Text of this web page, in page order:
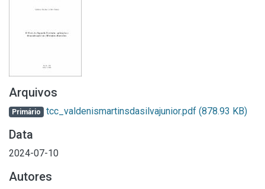
Arquivos
Primário tcc_valdenismartinsdasilvajunior.pdf (878.93 KB)
Data
2024-07-10
Autores